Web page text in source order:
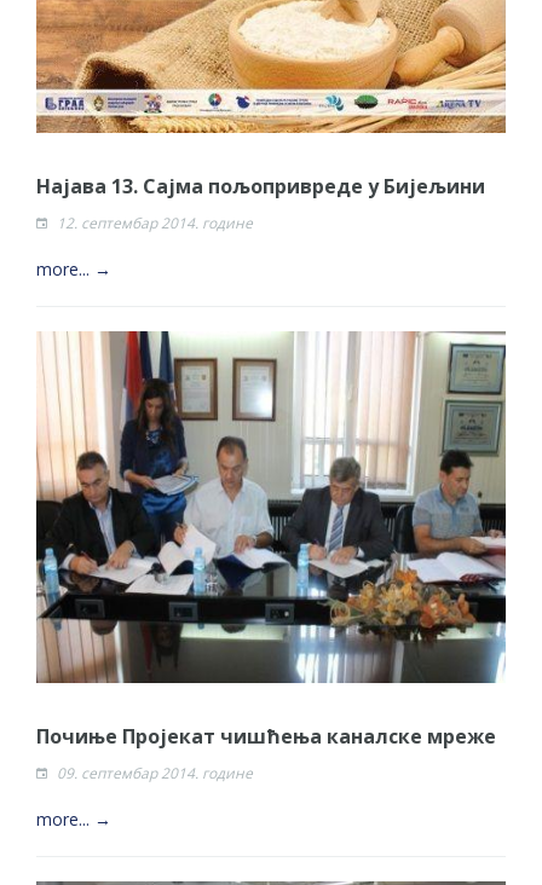
Најава 13. Сајма пољопривреде у Бијељини
12. септембар 2014. године
more... →
Почиње Пројекат чишћења каналске мреже
09. септембар 2014. године
more... →